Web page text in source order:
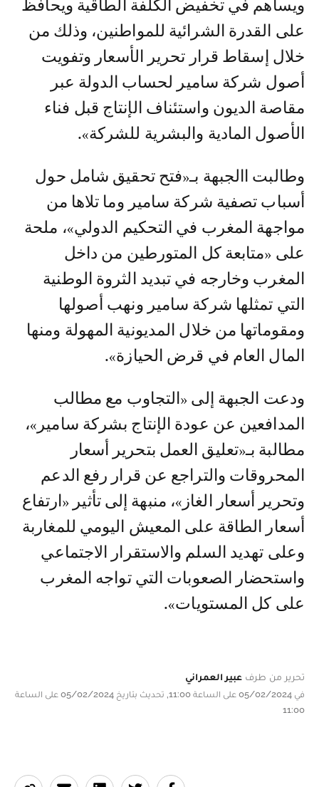
ويساهم في تخفيض الكلفة الطاقية ويحافظ
على القدرة الشرائية للمواطنين، وذلك من
خلال إسقاط قرار تحرير الأسعار وتفويت
أصول شركة سامير لحساب الدولة عبر
مقاصة الديون واستئناف الإنتاج قبل فناء
الأصول المادية والبشرية للشركة».
وطالبت االجبهة بـ«فتح تحقيق شامل حول
أسباب تصفية شركة سامير وما تلاها من
مواجهة المغرب في التحكيم الدولي»، ملحة
على «متابعة كل المتورطين من داخل
المغرب وخارجه في تبديد الثروة الوطنية
التي تمثلها شركة سامير ونهب أصولها
ومقوماتها من خلال المديونية المهولة ومنها
المال العام في قرض الحيازة».
ودعت الجبهة إلى «التجاوب مع مطالب
المدافعين عن عودة الإنتاج بشركة سامير»،
مطالبة بـ«تعليق العمل بتحرير أسعار
المحروقات والتراجع عن قرار رفع الدعم
وتحرير أسعار الغاز»، منبهة إلى تأثير «ارتفاع
أسعار الطاقة على المعيش اليومي للمغاربة
وعلى تهديد السلم والاستقرار الاجتماعي
واستحضار الصعوبات التي تواجه المغرب
على كل المستويات».
تحرير من طرف عبير العمراني
في 05/02/2024 على الساعة 11:00, تحديث بتاريخ 05/02/2024 على الساعة
11:00